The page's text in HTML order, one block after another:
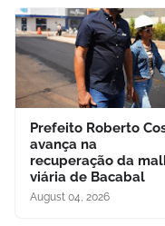
Prefeito Roberto
avança na
recuperação da
viária de Bacabal
August 04, 2026